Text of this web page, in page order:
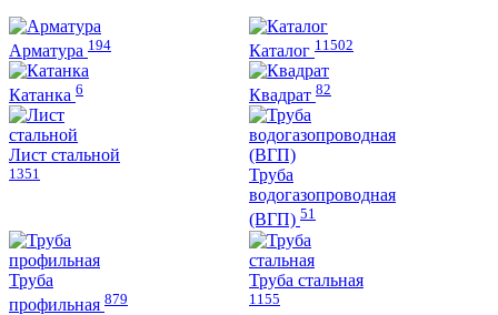
Арматура 194 Каталог 11502
Катанка 6 Квадрат 82
Лист стальной
1351
Труба
водогазопроводная
(ВГП) 51
Труба
профильная 879
Труба стальная
1155